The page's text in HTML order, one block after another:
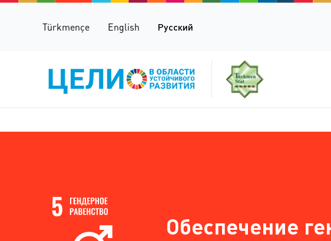
Türkmençe English Русский
Обеспечение